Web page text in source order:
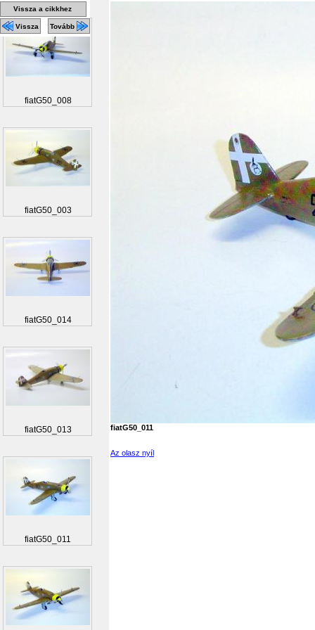
fiatG50_011
Az olasz nyíl
Vissza a cikkhez
Vissza Tovább
fiatG50_008
fiatG50_003
fiatG50_014
fiatG50_013
fiatG50_011